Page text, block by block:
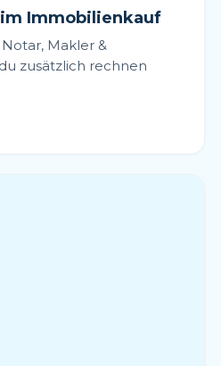
Immobilienkauf
Makler &
zusätzlich rechnen